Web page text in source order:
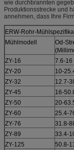
wie durchbrannten
Produktionsstrecke und
annehmen, dass Ihre
ERW-Rohr-
Mühlmodell
Od-
ZY-16
7.6-16
ZY-20
10-
ZY-32
12.7-
ZY-45
16-
ZY-50
20-
ZY-60
25.4-
ZY-76
31.8-
ZY-89
33.4-
ZY-125
50.8-